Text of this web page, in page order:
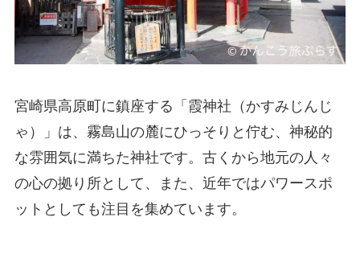
宮崎県高原町に鎮座する「霞神社（かすみじんじ
ゃ）」は、霧島山の麓にひっそりと佇む、神秘的
な雰囲気に満ちた神社です。古くから地元の人々
の心の拠り所として、また、近年ではパワースポ
ットとしても注目を集めています。